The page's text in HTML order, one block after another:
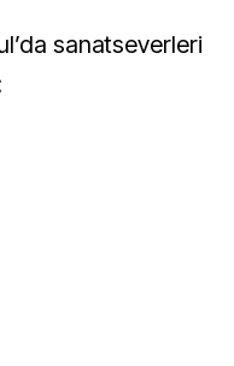
sanatseverleri